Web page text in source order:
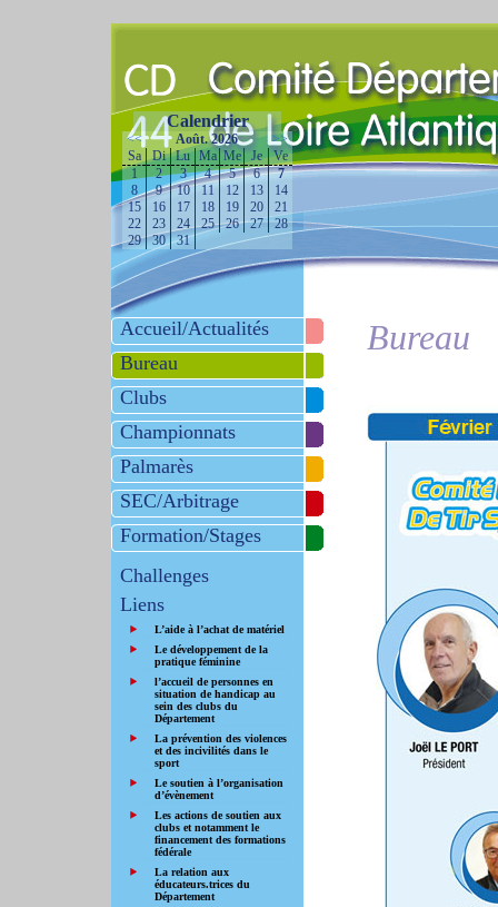
Calendrier
<< Août. 2026
>>
Sa
Di Lu Ma Me Je
Ve
1
2 3 4 5 6
7
8
9 10 11 12 13
14
15
16 17 18 19 20
21
22
23 24 25 26 27
28
29
30 31
Accueil/Actualités
Bureau
Clubs
Championnats
Palmarès
SEC/Arbitrage
Formation/Stages
Challenges
Liens
L’aide à l’achat de matériel
Le développement de la
pratique féminine
l’accueil de personnes en
situation de handicap au
sein des clubs du
Département
La prévention des violences
et des incivilités dans le
sport
Le soutien à l’organisation
d’évènement
Les actions de soutien aux
clubs et notamment le
financement des formations
fédérale
La relation aux
éducateurs.trices du
Département
Bureau